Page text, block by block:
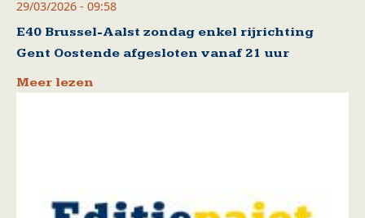
29/03/2026 - 09:58
E40 Brussel-Aalst zondag enkel rijrichting
Gent Oostende afgesloten vanaf 21 uur
Meer lezen